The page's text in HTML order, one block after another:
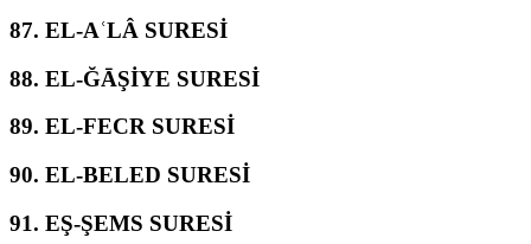
87. EL-AʿLÂ SURESİ
88. EL-ĞĀŞİYE SURESİ
89. EL-FECR SURESİ
90. EL-BELED SURESİ
91. EŞ-ŞEMS SURESİ